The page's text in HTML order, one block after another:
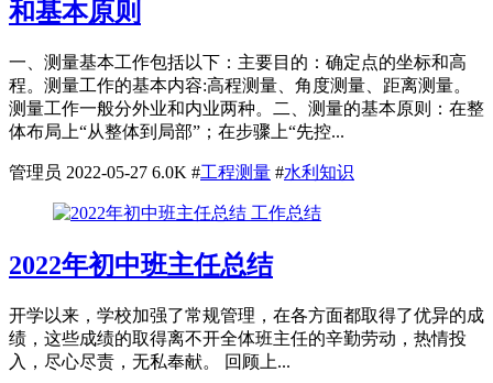
和基本原则
一、测量基本工作包括以下：主要目的：确定点的坐标和高
程。测量工作的基本内容:高程测量、角度测量、距离测量。
测量工作一般分外业和内业两种。二、测量的基本原则：在整
体布局上“从整体到局部”；在步骤上“先控...
管理员 2022-05-27 6.0K #工程测量 #水利知识
工作总结
2022年初中班主任总结
开学以来，学校加强了常规管理，在各方面都取得了优异的成
绩，这些成绩的取得离不开全体班主任的辛勤劳动，热情投
入，尽心尽责，无私奉献。 回顾上...